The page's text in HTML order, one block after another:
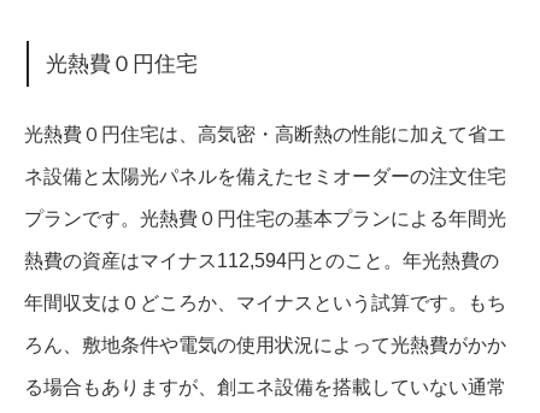
光熱費０円住宅
光熱費０円住宅は、高気密・高断熱の性能に加えて省エ
ネ設備と太陽光パネルを備えたセミオーダーの注文住宅
プランです。光熱費０円住宅の基本プランによる年間光
熱費の資産はマイナス112,594円とのこと。年光熱費の
年間収支は０どころか、マイナスという試算です。もち
ろん、敷地条件や電気の使用状況によって光熱費がかか
る場合もありますが、創エネ設備を搭載していない通常